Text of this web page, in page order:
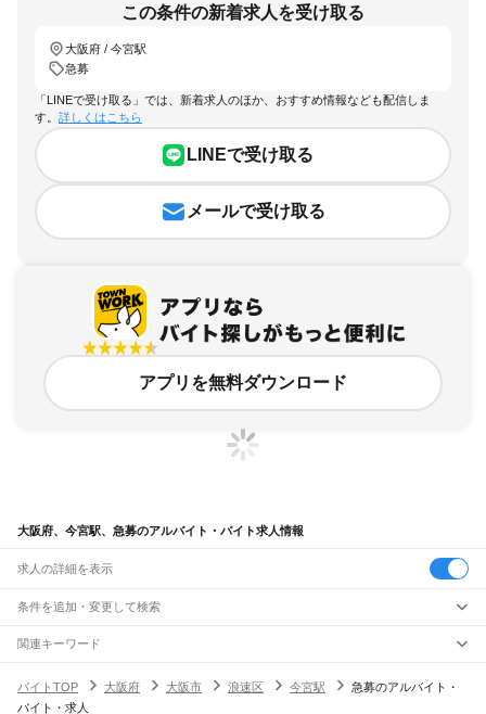
この条件の新着求人を受け取る
大阪府 / 今宮駅
急募
「LINEで受け取る」では、新着求人のほか、おすすめ情報なども配信しま
す。 詳しくはこちら
LINEで受け取る
メールで受け取る
アプリを無料ダウンロード
大阪府、今宮駅、急募のアルバイト・バイト求人情報
求人の詳細を表示
条件を追加・変更して検索
市区町村を追加・変更
大阪府すべて
大阪市
駅を追加・変更
関連キーワード
バイトTOP
大阪府 大阪市 浪速区 今宮駅
急募のアルバイト・
バイト・求人